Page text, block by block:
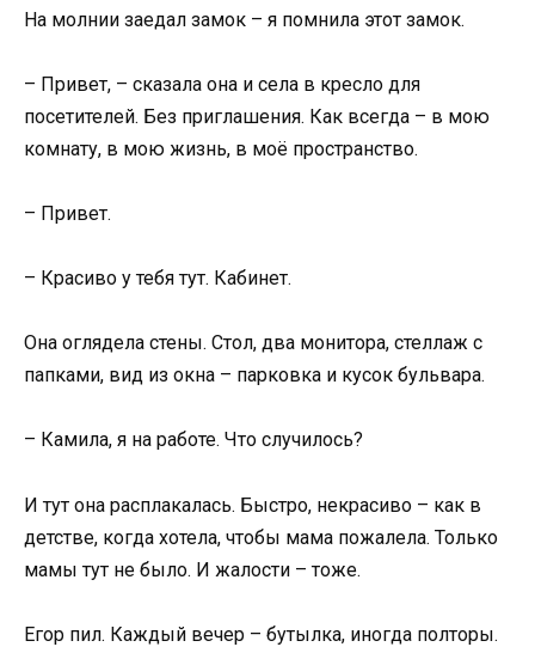
На молнии заедал замок – я помнила этот замок.
– Привет, – сказала она и села в кресло для
посетителей. Без приглашения. Как всегда – в мою
комнату, в мою жизнь, в моё пространство.
– Привет.
– Красиво у тебя тут. Кабинет.
Она оглядела стены. Стол, два монитора, стеллаж с
папками, вид из окна – парковка и кусок бульвара.
– Камила, я на работе. Что случилось?
И тут она расплакалась. Быстро, некрасиво – как в
детстве, когда хотела, чтобы мама пожалела. Только
мамы тут не было. И жалости – тоже.
Егор пил. Каждый вечер – бутылка, иногда полторы.